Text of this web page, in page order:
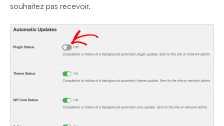
souhaitez pas recevoir.